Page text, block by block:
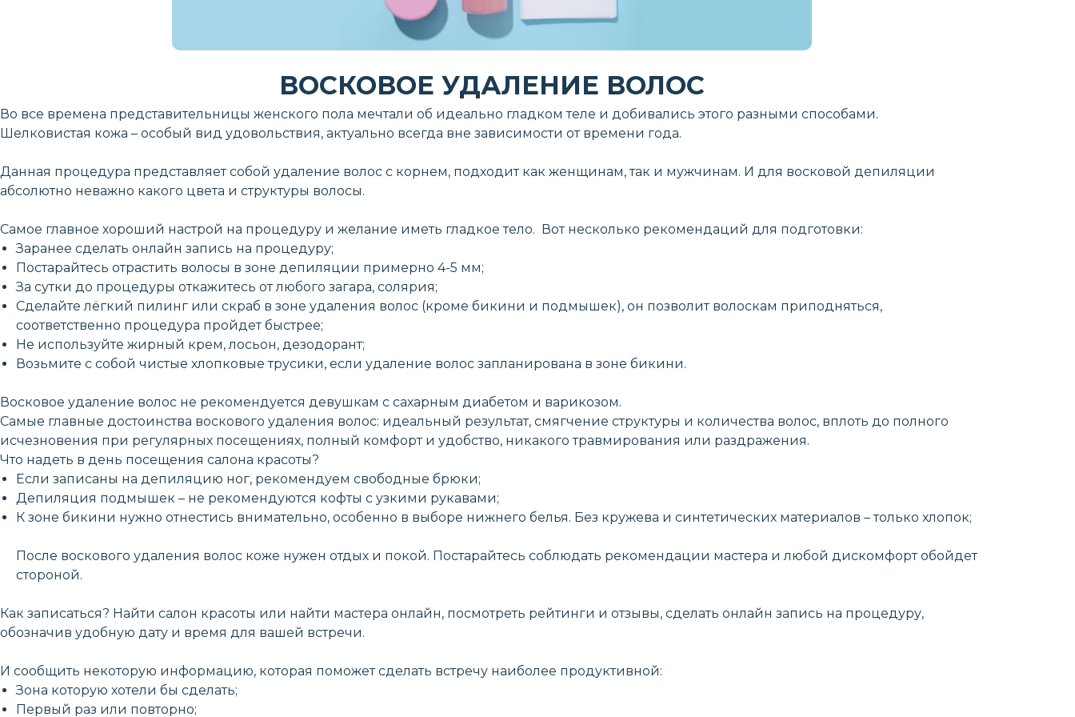
ВОСКОВОЕ УДАЛЕНИЕ ВОЛОС
Во все времена представительницы женского пола мечтали об идеально гладком теле и добивались этого разными способами.
Шелковистая кожа – особый вид удовольствия, актуально всегда вне зависимости от времени года.
Данная процедура представляет собой удаление волос с корнем, подходит как женщинам, так и мужчинам. И для восковой депиляции
абсолютно неважно какого цвета и структуры волосы.
Самое главное хороший настрой на процедуру и желание иметь гладкое тело. Вот несколько рекомендаций для подготовки:
Заранее сделать онлайн запись на процедуру;
Постарайтесь отрастить волосы в зоне депиляции примерно 4-5 мм;
За сутки до процедуры откажитесь от любого загара, солярия;
Сделайте лёгкий пилинг или скраб в зоне удаления волос (кроме бикини и подмышек), он позволит волоскам приподняться,
соответственно процедура пройдет быстрее;
Не используйте жирный крем, лосьон, дезодорант;
Возьмите с собой чистые хлопковые трусики, если удаление волос запланирована в зоне бикини.
Восковое удаление волос не рекомендуется девушкам с сахарным диабетом и варикозом.
Самые главные достоинства воскового удаления волос: идеальный результат, смягчение структуры и количества волос, вплоть до полного
исчезновения при регулярных посещениях, полный комфорт и удобство, никакого травмирования или раздражения.
Что надеть в день посещения салона красоты?
Если записаны на депиляцию ног, рекомендуем свободные брюки;
Депиляция подмышек – не рекомендуются кофты с узкими рукавами;
К зоне бикини нужно отнестись внимательно, особенно в выборе нижнего белья. Без кружева и синтетических материалов – только хлопок;
После воскового удаления волос коже нужен отдых и покой. Постарайтесь соблюдать рекомендации мастера и любой дискомфорт обойдет
стороной.
Как записаться? Найти салон красоты или найти мастера онлайн, посмотреть рейтинги и отзывы, сделать онлайн запись на процедуру,
обозначив удобную дату и время для вашей встречи.
И сообщить некоторую информацию, которая поможет сделать встречу наиболее продуктивной:
Зона которую хотели бы сделать;
Первый раз или повторно;